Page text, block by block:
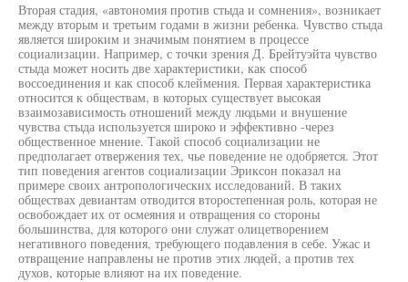
Вторая стадия, «автономия против стыда и сомнения», возникает
между вторым и третьим годами в жизни ребенка. Чувство стыда
является широким и значимым понятием в процессе
социализации. Например, с точки зрения Д. Брейтуэйта чувство
стыда может носить две характеристики, как способ
воссоединения и как способ клеймения. Первая характеристика
относится к обществам, в которых существует высокая
взаимозависимость отношений между людьми и внушение
чувства стыда используется широко и эффективно -через
общественное мнение. Такой способ социализации не
предполагает отвержения тех, чье поведение не одобряется. Этот
тип поведения агентов социализации Эриксон показал на
примере своих антропологических исследований. В таких
обществах девиантам отводится второстепенная роль, которая не
освобождает их от осмеяния и отвращения со стороны
большинства, для которого они служат олицетворением
негативного поведения, требующего подавления в себе. Ужас и
отвращение направлены не против этих людей, а против тех
духов, которые влияют на их поведение.